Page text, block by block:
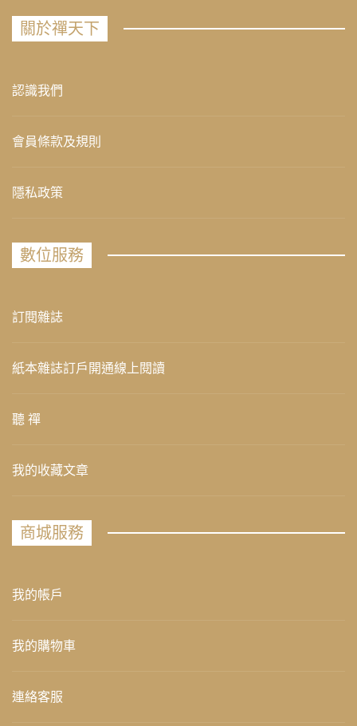
關於禪天下
認識我們
會員條款及規則
隱私政策
數位服務
訂閱雜誌
紙本雜誌訂戶開通線上閱讀
聽 禪
我的收藏文章
商城服務
我的帳戶
我的購物車
連絡客服